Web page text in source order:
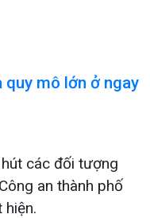
mô lớn ở ngay
các đối tượng
an thành phố